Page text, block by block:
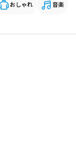
おしゃれ 音楽